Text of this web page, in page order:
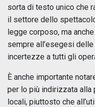
sorta di testo unico che
il settore dello
legge corposo, ma
sempre all’esegesi
incertezze a tutti gli
È anche importante
per lo più indirizzata alla
locali, piuttosto che